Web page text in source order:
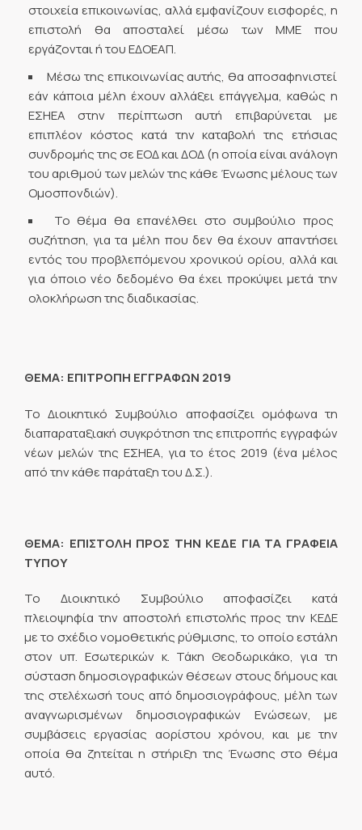
στοιχεία επικοινωνίας, αλλά εμφανίζουν εισφορές, η
επιστολή θα αποσταλεί μέσω των ΜΜΕ που
εργάζονται ή του ΕΔΟΕΑΠ.
Μέσω της επικοινωνίας αυτής, θα αποσαφηνιστεί
εάν κάποια μέλη έχουν αλλάξει επάγγελμα, καθώς η
ΕΣΗΕΑ στην περίπτωση αυτή επιβαρύνεται με
επιπλέον κόστος κατά την καταβολή της ετήσιας
συνδρομής της σε ΕΟΔ και ΔΟΔ (η οποία είναι ανάλογη
του αριθμού των μελών της κάθε Ένωσης μέλους των
Ομοσπονδιών).
Το θέμα θα επανέλθει στο συμβούλιο προς
συζήτηση, για τα μέλη που δεν θα έχουν απαντήσει
εντός του προβλεπόμενου χρονικού ορίου, αλλά και
για όποιο νέο δεδομένο θα έχει προκύψει μετά την
ολοκλήρωση της διαδικασίας.
ΘΕΜΑ: ΕΠΙΤΡΟΠΗ ΕΓΓΡΑΦΩΝ 2019
Το Διοικητικό Συμβούλιο αποφασίζει ομόφωνα τη
διαπαραταξιακή συγκρότηση της επιτροπής εγγραφών
νέων μελών της ΕΣΗΕΑ, για το έτος 2019 (ένα μέλος
από την κάθε παράταξη του Δ.Σ.).
ΘΕΜΑ: ΕΠΙΣΤΟΛΗ ΠΡΟΣ ΤΗΝ ΚΕΔΕ ΓΙΑ ΤΑ ΓΡΑΦΕΙΑ
ΤΥΠΟΥ
Το Διοικητικό Συμβούλιο αποφασίζει κατά
πλειοψηφία την αποστολή επιστολής προς την ΚΕΔΕ
με το σχέδιο νομοθετικής ρύθμισης, το οποίο εστάλη
στον υπ. Εσωτερικών κ. Τάκη Θεοδωρικάκο, για τη
σύσταση δημοσιογραφικών θέσεων στους δήμους και
της στελέχωσή τους από δημοσιογράφους, μέλη των
αναγνωρισμένων δημοσιογραφικών Ενώσεων, με
συμβάσεις εργασίας αορίστου χρόνου, και με την
οποία θα ζητείται η στήριξη της Ένωσης στο θέμα
αυτό.